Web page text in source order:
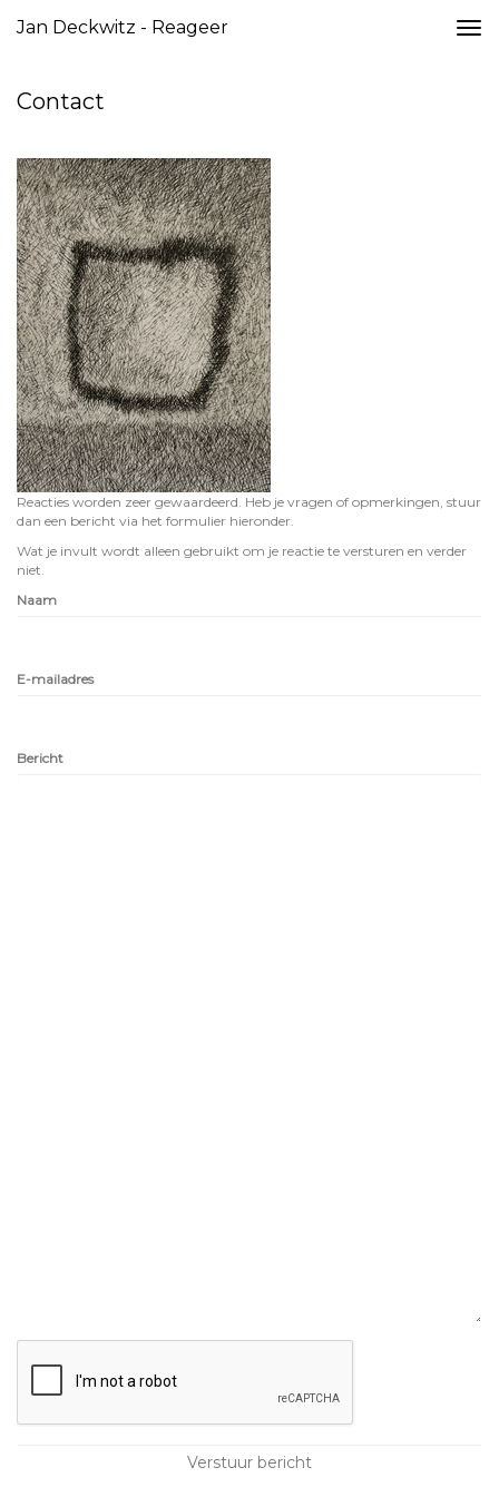
Jan Deckwitz - Reageer
Contact
Reacties worden zeer gewaardeerd. Heb je vragen of opmerkingen, stuur
dan een bericht via het formulier hieronder.
Wat je invult wordt alleen gebruikt om je reactie te versturen en verder
niet.
Naam
E-mailadres
Bericht